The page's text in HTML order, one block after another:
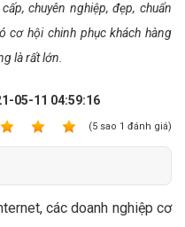
chuyên nghiệp, đẹp, chuẩn
cơ hội chinh phục khách hàng
là rất lớn.
05-11 04:59:16
(5 sao 1 đánh giá)
các doanh nghiệp cơ